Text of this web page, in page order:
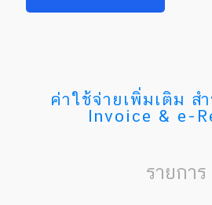
ค่าใช้จ่ายเพิ่มเติม ส
Invoice & e-
รายการ